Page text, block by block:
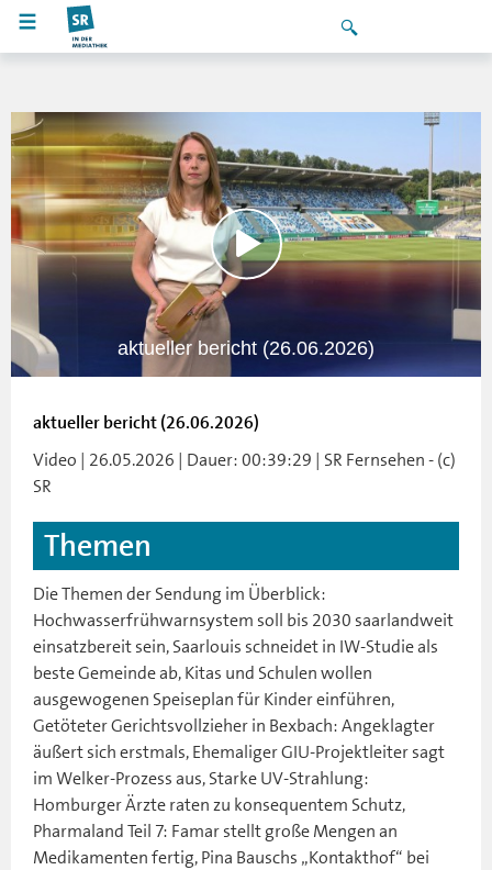
aktueller bericht (26.06.2026)
aktueller bericht (26.06.2026)
Video | 26.05.2026 | Dauer: 00:39:29 | SR Fernsehen - (c)
SR
Themen
Die Themen der Sendung im Überblick:
Hochwasserfrühwarnsystem soll bis 2030 saarlandweit
einsatzbereit sein, Saarlouis schneidet in IW-Studie als
beste Gemeinde ab, Kitas und Schulen wollen
ausgewogenen Speiseplan für Kinder einführen,
Getöteter Gerichtsvollzieher in Bexbach: Angeklagter
äußert sich erstmals, Ehemaliger GIU-Projektleiter sagt
im Welker-Prozess aus, Starke UV-Strahlung:
Homburger Ärzte raten zu konsequentem Schutz,
Pharmaland Teil 7: Famar stellt große Mengen an
Medikamenten fertig, Pina Bauschs „Kontakthof“ bei